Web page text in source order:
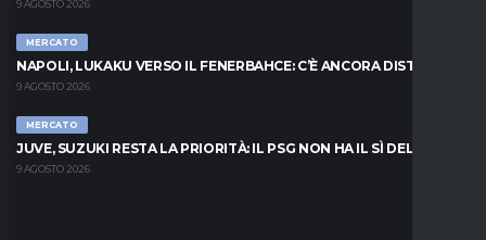
9 AGOSTO 2026
MERCATO
NAPOLI, LUKAKU VERSO IL FENERBAHCE: C’È ANCORA DISTANZA
9 AGOSTO 2026
MERCATO
JUVE, SUZUKI RESTA LA PRIORITÀ: IL PSG NON HA IL SÌ DEL PARMA
9 AGOSTO 2026